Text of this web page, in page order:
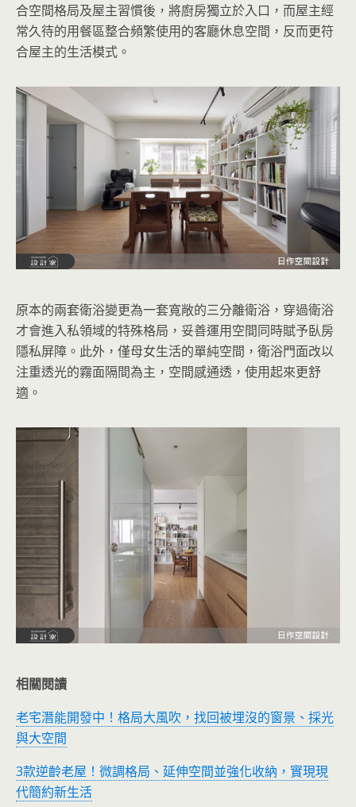
合空間格局及屋主習慣後，將廚房獨立於入口，而屋主經
常久待的用餐區整合頻繁使用的客廳休息空間，反而更符
合屋主的生活模式。
原本的兩套衛浴變更為一套寬敞的三分離衛浴，穿過衛浴
才會進入私領域的特殊格局，妥善運用空間同時賦予臥房
隱私屏障。此外，僅母女生活的單純空間，衛浴門面改以
注重透光的霧面隔間為主，空間感通透，使用起來更舒
適。
相關閱讀
老宅潛能開發中！格局大風吹，找回被埋沒的窗景、採光
與大空間
3款逆齡老屋！微調格局、延伸空間並強化收納，實現現
代簡約新生活